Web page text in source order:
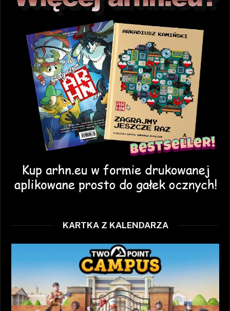
KARTKA Z KALENDARZA